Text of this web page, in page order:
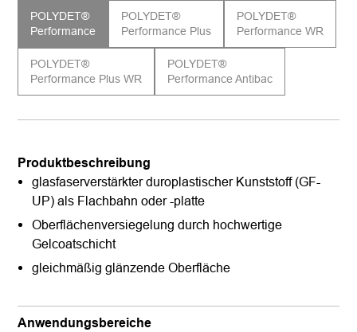
POLYDET®
Performance
POLYDET®
Performance Plus
POLYDET®
Performance WR
POLYDET®
Performance Plus WR
POLYDET®
Performance Antibac
Produktbeschreibung
glasfaserverstärkter duroplastischer Kunststoff (GF-
UP) als Flachbahn oder -platte
Oberflächenversiegelung durch hochwertige
Gelcoatschicht
gleichmäßig glänzende Oberfläche
Anwendungsbereiche